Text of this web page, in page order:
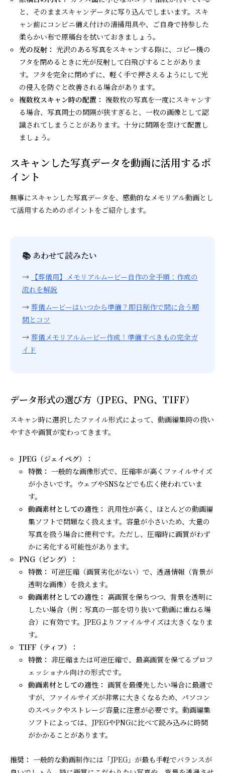
と、そのままスキャンデータに写り込んでしまいます。スキ
ャン前にコンビニ備え付けの清掃用具や、ご自身で持参した
柔らかい布で原稿台を拭いておきましょう。
光の反射： 光沢のある写真をスキャンする際に、コピー機の
フタを閉めるときに光が反射して白飛びすることがありま
す。フタを完全に閉めずに、軽く手で押さえるようにして光
の侵入を防ぐと改善される場合があります。
複数枚スキャン時の配置： 複数枚の写真を一度にスキャンす
る場合、写真同士の間隔が狭すぎると、一枚の画像として認
識されてしまうことがあります。十分に間隔を空けて配置し
ましょう。
スキャンした写真データを動画に活用するポ
イント
無事にスキャンした写真データを、感動的なメモリアル動画とし
て活用するためのポイントをご紹介します。
📚 あわせて読みたい
→
【葬儀用】メモリアルムービー自作の全手順：作成の
流れを解説
→ 葬儀ムービーはいつから準備？即日制作で間に合う期
間とコツ
→ 葬儀メモリアルムービー作成！準備すべきもの完全ガ
イド
データ形式の選び方（JPEG、PNG、TIFF）
スキャン時に選択したファイル形式によって、動画編集時の扱い
やすさや画質が変わってきます。
JPEG（ジェイペグ）：
特徴： 一般的な画像形式で、圧縮率が高くファイルサイズ
が小さいです。ウェブやSNSなどでも広く使われていま
す。
動画素材としての適性： 汎用性が高く、ほとんどの動画編
集ソフトで問題なく扱えます。容量が小さいため、大量の
写真を扱う場合に便利です。ただし、圧縮時に画質がわず
かに劣化する可能性があります。
PNG（ピング）：
特徴： 可逆圧縮（画質劣化がない）で、透過情報（背景が
透明な画像）を扱えます。
動画素材としての適性： 高画質を保ちつつ、背景を透明に
したい場合（例：写真の一部を切り抜いて動画に重ねる場
合）に有効です。JPEGよりファイルサイズは大きくなりま
す。
TIFF（ティフ）：
特徴： 非圧縮または可逆圧縮で、最高画質を保てるプロフ
ェッショナル向けの形式です。
動画素材としての適性： 画質を最優先したい場合に最適で
すが、ファイルサイズが非常に大きくなるため、パソコン
のスペックやストレージ容量に注意が必要です。動画編集
ソフトによっては、JPEGやPNGに比べて読み込みに時間
がかかることがあります。
推奨： 一般的な動画制作には「JPEG」が最も手軽でバランスが